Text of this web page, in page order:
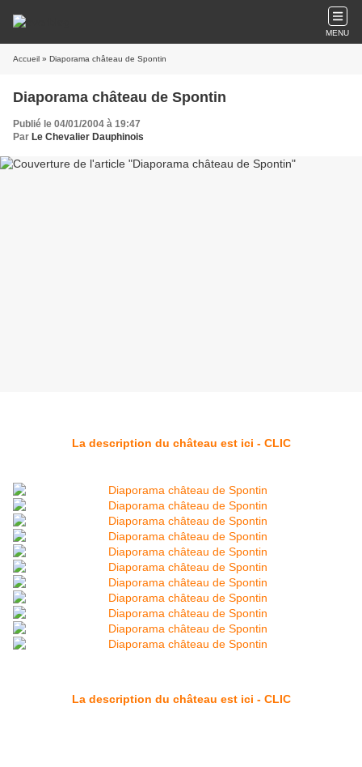
MENU
Accueil » Diaporama château de Spontin
Diaporama château de Spontin
Publié le 04/01/2004 à 19:47
Par Le Chevalier Dauphinois
La description du château est ici - CLIC
La description du château est ici - CLIC